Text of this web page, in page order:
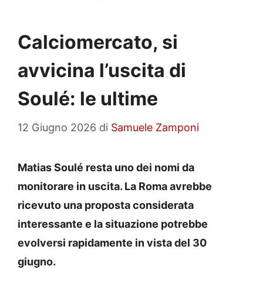
Calciomercato, si
avvicina l’uscita di
Soulé: le ultime
12 Giugno 2026 di Samuele Zamponi
Matias Soulé resta uno dei nomi da
monitorare in uscita. La Roma avrebbe
ricevuto una proposta considerata
interessante e la situazione potrebbe
evolversi rapidamente in vista del 30
giugno.